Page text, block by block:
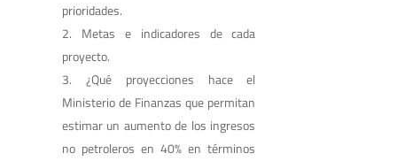
prioridades.
Metas e indicadores de cada
proyecto.
¿Qué proyecciones hace el
Ministerio de Finanzas que permitan
estimar un aumento de los ingresos
no petroleros en 40% en términos